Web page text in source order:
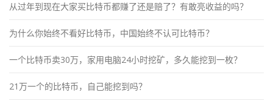
从过年到现在大家买比特币都赚了还是赔了？有敢亮收益的吗？
为什么你始终不看好比特币，中国始终不认可比特币？
一个比特币卖30万，家用电脑24小时挖矿，多久能挖到一枚？
21万一个的比特币，自己能挖到吗？